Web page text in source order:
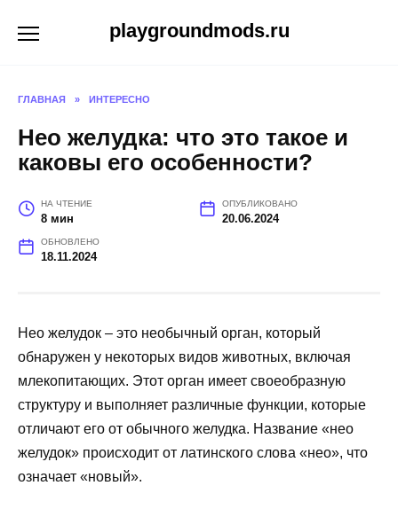
playgroundmods.ru
ГЛАВНАЯ » ИНТЕРЕСНО
Нео желудка: что это такое и
каковы его особенности?
НА ЧТЕНИЕ
8 мин
ОПУБЛИКОВАНО
20.06.2024
ОБНОВЛЕНО
18.11.2024
Нео желудок – это необычный орган, который
обнаружен у некоторых видов животных, включая
млекопитающих. Этот орган имеет своеобразную
структуру и выполняет различные функции, которые
отличают его от обычного желудка. Название «нео
желудок» происходит от латинского слова «нео», что
означает «новый».